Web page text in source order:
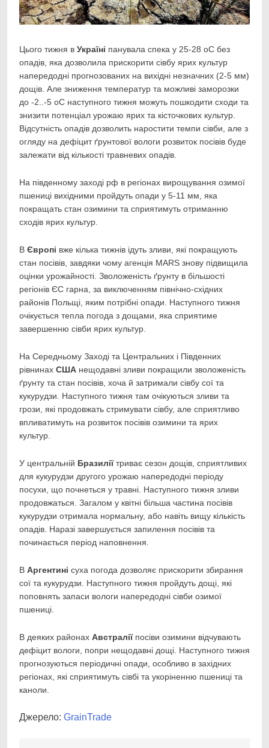
Цього тижня в Україні панувала спека у 25-28 оС без
опадів, яка дозволила прискорити сівбу ярих культур
напередодні прогнозованих на вихідні незначних (2-5 мм)
дощів. Але зниження температур та можливі заморозки
до -2..-5 оС наступного тижня можуть пошкодити сходи та
знизити потенціал урожаю ярих та кісточкових культур.
Відсутність опадів дозволить наростити темпи сівби, але з
огляду на дефіцит ґрунтової вологи розвиток посівів буде
залежати від кількості травневих опадів.
На південному заході рф в регіонах вирощування озимої
пшениці вихідними пройдуть опади у 5-11 мм, яка
покращать стан озимини та сприятимуть отриманню
сходів ярих культур.
В Європі вже кілька тижнів ідуть зливи, які покращують
стан посівів, завдяки чому агенція MARS знову підвищила
оцінки урожайності. Зволоженість ґрунту в більшості
регіонів ЄС гарна, за виключенням північно-східних
районів Польщі, яким потрібні опади. Наступного тижня
очікується тепла погода з дощами, яка сприятиме
завершенню сівби ярих культур.
На Середньому Заході та Центральних і Південних
рівнинах США нещодавні зливи покращили зволоженість
ґрунту та стан посівів, хоча й затримали сівбу сої та
кукурудзи. Наступного тижня там очікуються зливи та
грози, які продовжать стримувати сівбу, але сприятливо
впливатимуть на розвиток посівів озимини та ярих
культур.
У центральній Бразиліїтриває сезон дощів, сприятливих
для кукурудзи другого урожаю напередодні періоду
посухи, що почнеться у травні. Наступного тижня зливи
продовжаться. Загалом у квітні більша частина посівів
кукурудзи отримала нормальну, або навіть вищу кількість
опадів. Наразі завершується запилення посівів та
починається період наповнення.
В Аргентині суха погода дозволяє прискорити збирання
сої та кукурудзи. Наступного тижня пройдуть дощі, які
поповнять запаси вологи напередодні сівби озимої
пшениці.
В деяких районах Австралії посіви озимини відчувають
дефіцит вологи, попри нещодавні дощі. Наступного тижня
прогнозуються періодичні опади, особливо в західних
регіонах, які сприятимуть сівбі та укоріненню пшениці та
каноли.
Джерело: GrainTrade